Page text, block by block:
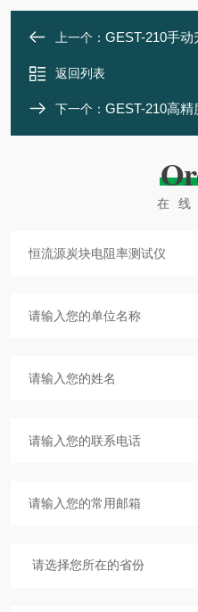
上一个： GEST-210手
返回列表
下一个： GEST-210高
在